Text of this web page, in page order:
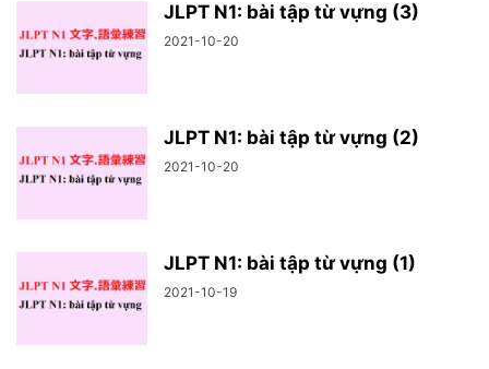
JLPT N1: bài tập từ vựng (3)
2021-10-20
JLPT N1: bài tập từ vựng (2)
2021-10-20
JLPT N1: bài tập từ vựng (1)
2021-10-19